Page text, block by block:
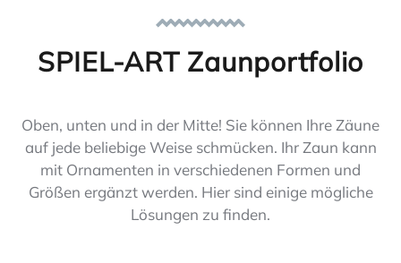
SPIEL-ART Zaunportfolio
Oben, unten und in der Mitte! Sie können Ihre Zäune
auf jede beliebige Weise schmücken. Ihr Zaun kann
mit Ornamenten in verschiedenen Formen und
Größen ergänzt werden. Hier sind einige mögliche
Lösungen zu finden.